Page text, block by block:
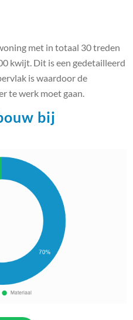
met in totaal 30 treden
kwijt. Dit is een gedetailleerd
is waardoor de
te werk moet gaan.
bij